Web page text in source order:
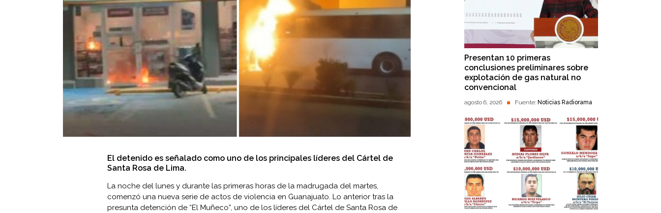
El detenido es señalado como uno de los principales líderes del Cártel de
Santa Rosa de Lima.
La noche del lunes y durante las primeras horas de la madrugada del martes,
comenzó una nueva serie de actos de violencia en Guanajuato. Lo anterior tras la
presunta detención de “El Muñeco”, uno de los líderes del Cártel de Santa Rosa de
Presentan 10 primeras
conclusiones preliminares sobre
explotación de gas natural no
convencional
agosto 6, 2026 Fuente: Noticias Radiorama